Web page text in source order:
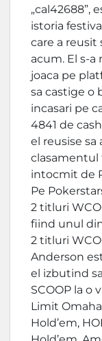
„cal42688”,
istoria
care a reusit
acum. El s-a
joaca pe
sa castige o
incasari pe
4841 de
el reusise sa
clasamentul
intocmit de
Pe
2 titluri
fiind unul
2 titluri
Anderson
el izbutind
SCOOP la o
Limit
Hold’em,